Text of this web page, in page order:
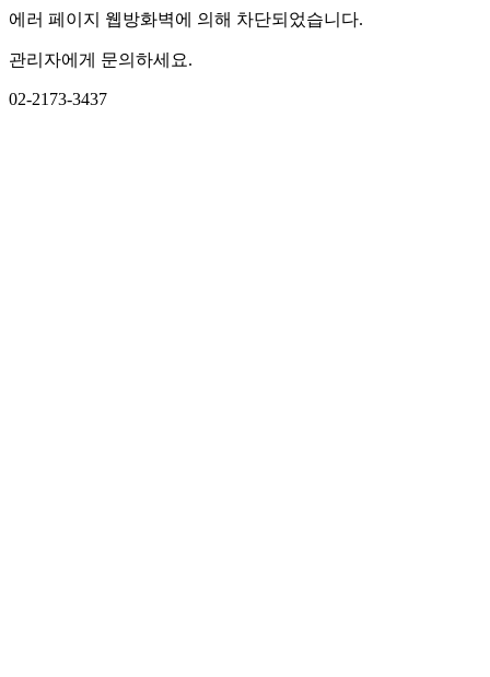
에러 페이지 웹방화벽에 의해 차단되었습니다.
관리자에게 문의하세요.
02-2173-3437